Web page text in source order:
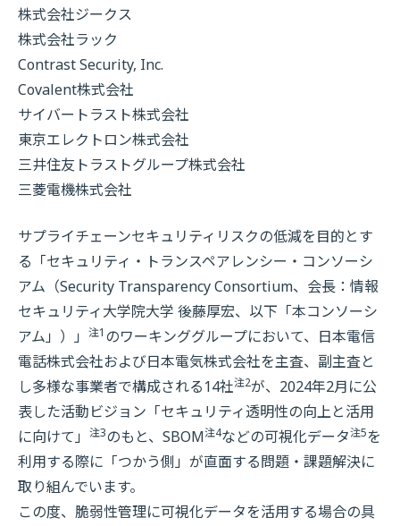
株式会社ジークス
株式会社ラック
Contrast Security, Inc.
Covalent株式会社
サイバートラスト株式会社
東京エレクトロン株式会社
三井住友トラストグループ株式会社
三菱電機株式会社
サプライチェーンセキュリティリスクの低減を目的とす
る「セキュリティ・トランスペアレンシー・コンソーシ
アム（Security Transparency Consortium、会長：情報
セキュリティ大学院大学 後藤厚宏、以下「本コンソーシ
アム」）」 注1 のワーキンググループにおいて、日本電信
電話株式会社および日本電気株式会社を主査、副主査と
し多様な事業者で構成される14社注2が、2024年2月に公
表した活動ビジョン「セキュリティ透明性の向上と活用
に向けて」 注3のもと、SBOM注4などの可視化データ注5を
利用する際に「つかう側」が直面する問題・課題解決に
取り組んでいます。
この度、脆弱性管理に可視化データを活用する場合の具